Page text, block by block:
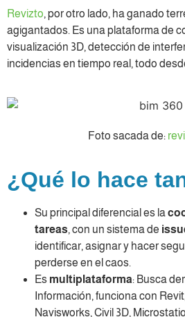
Revizto, por otro lado, ha ganado
agigantados. Es una plataforma de
visualización 3D, detección de
incidencias en tiempo real, todo
Foto sacada de:
¿Qué lo hace
Su principal diferencial es la
tareas, con un sistema de
identificar, asignar y hacer
perderse en el caos.
Es multiplataforma: Busca
Información, funciona con
Navisworks, Civil 3D,